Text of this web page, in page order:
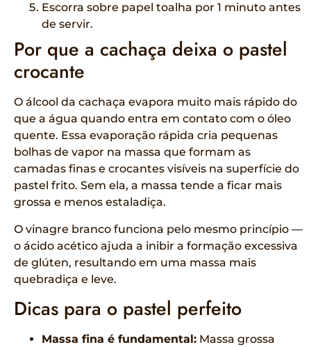
Escorra sobre papel toalha por 1 minuto antes
de servir.
Por que a cachaça deixa o pastel
crocante
O álcool da cachaça evapora muito mais rápido do
que a água quando entra em contato com o óleo
quente. Essa evaporação rápida cria pequenas
bolhas de vapor na massa que formam as
camadas finas e crocantes visíveis na superfície do
pastel frito. Sem ela, a massa tende a ficar mais
grossa e menos estaladiça.
O vinagre branco funciona pelo mesmo princípio —
o ácido acético ajuda a inibir a formação excessiva
de glúten, resultando em uma massa mais
quebradiça e leve.
Dicas para o pastel perfeito
Massa fina é fundamental: Massa grossa